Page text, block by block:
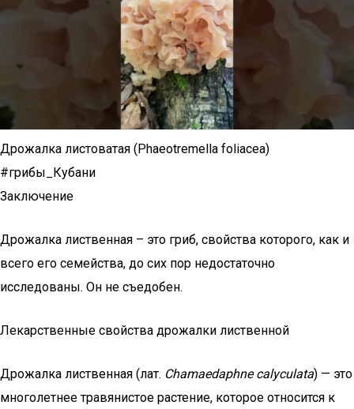
Дрожалка листоватая (Phaeotremella foliacea)
#грибы_Кубани
Заключение
Дрожалка лиственная – это гриб, свойства которого, как и
всего его семейства, до сих пор недостаточно
исследованы. Он не съедобен.
Лекарственные свойства дрожалки лиственной
Дрожалка лиственная (лат. Chamaedaphne calyculata) — это
многолетнее травянистое растение, которое относится к